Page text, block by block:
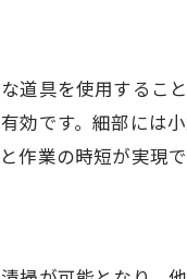
理由
づくり
ーシップ
道具を使用するこ
効です。細部には
業の時短が実現で